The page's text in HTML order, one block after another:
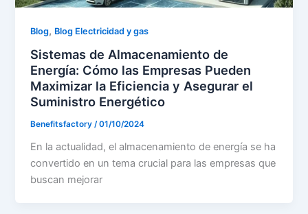
Blog, Blog Electricidad y gas
Sistemas de Almacenamiento de
Energía: Cómo las Empresas Pueden
Maximizar la Eficiencia y Asegurar el
Suministro Energético
Benefitsfactory/01/10/2024
En la actualidad, el almacenamiento de energía se ha
convertido en un tema crucial para las empresas que
buscan mejorar